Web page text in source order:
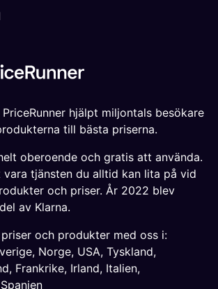
PriceRunner hjälpt miljontals besökare
till bästa priserna.
oberoende och gratis att använda.
vara tjänsten du alltid kan lita på vid
och priser. År 2022 blev
av Klarna.
och produkter med oss i:
, Norge, USA, Tyskland,
, Frankrike, Irland, Italien,
Spanien